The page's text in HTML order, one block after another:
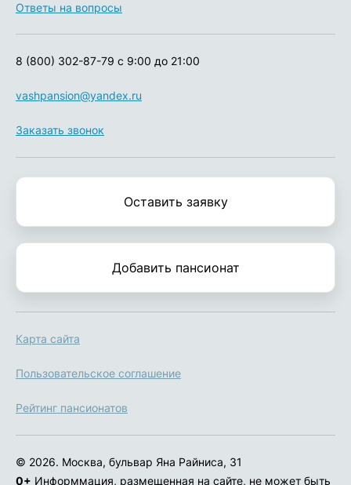
Ответы на вопросы
vashpansion@yandex.ru
8 (800) 302-87-79 с 9:00 до 21:00
Заказать звонок
Оставить заявку
Добавить пансионат
Карта сайта
Пользовательское соглашение
Рейтинг пансионатов
© 2026. Москва, бульвар Яна Райниса, 31
0+ Информмация, размещенная на сайте, не может быть